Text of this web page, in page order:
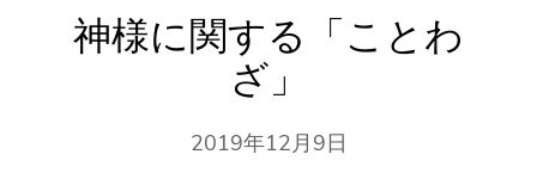
神様に関する「ことわ
ざ」
2019年12月9日